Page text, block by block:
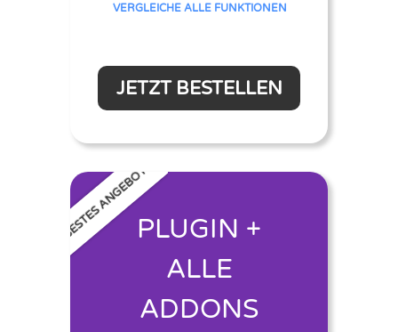
VERGLEICHE ALLE FUNKTIONEN
JETZT BESTELLEN
BESTES ANGEBOTPLUGIN +
ALLE
ADDONS